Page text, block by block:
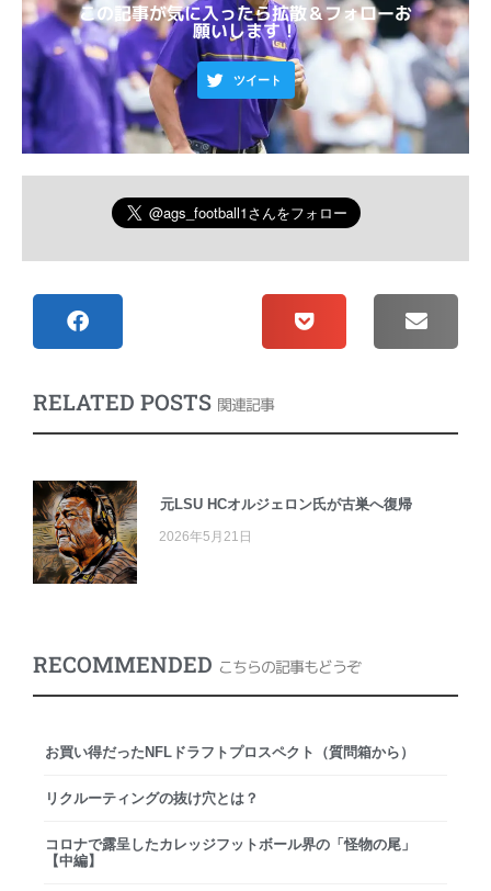
この記事が気に入ったら拡散＆フォローお
願いします！
ツイート
RELATED POSTS 関連記事
元LSU HCオルジェロン氏が古巣へ復帰
2026年5月21日
RECOMMENDED こちらの記事もどうぞ
お買い得だったNFLドラフトプロスペクト（質問箱から）
リクルーティングの抜け穴とは？
コロナで露呈したカレッジフットボール界の「怪物の尾」
【中編】